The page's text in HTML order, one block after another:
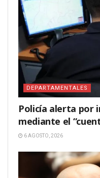
DEPARTAMENTALES
Policía alerta por
mediante el
6 AGOSTO, 2026